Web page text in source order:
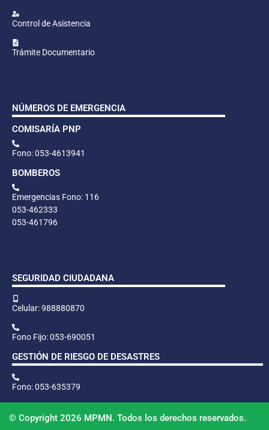
Control de Asistencia
Trámite Documentario
NÚMEROS DE EMERGENCIA
COMISARÍA PNP
Fono: 053-4613941
BOMBEROS
Emergencias Fono: 116
053-462333
053-461796
SEGURIDAD CIUDADANA
Celular: 988880870
Fono Fijo: 053-690051
GESTIÓN DE RIESGO DE DESASTRES
Fono: 053-635379
© Copyright 2026 MPMN. Todos los derechos reservados.